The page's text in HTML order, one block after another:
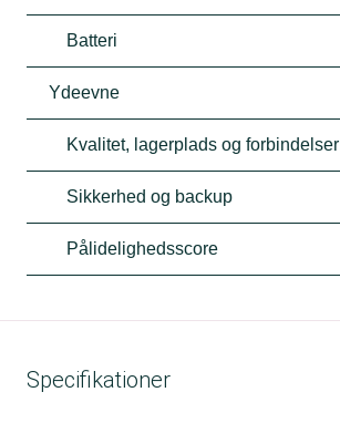
Batteri
Ydeevne
Kvalitet, lagerplads og forbindelser
Sikkerhed og backup
Pålidelighedsscore
Specifikationer